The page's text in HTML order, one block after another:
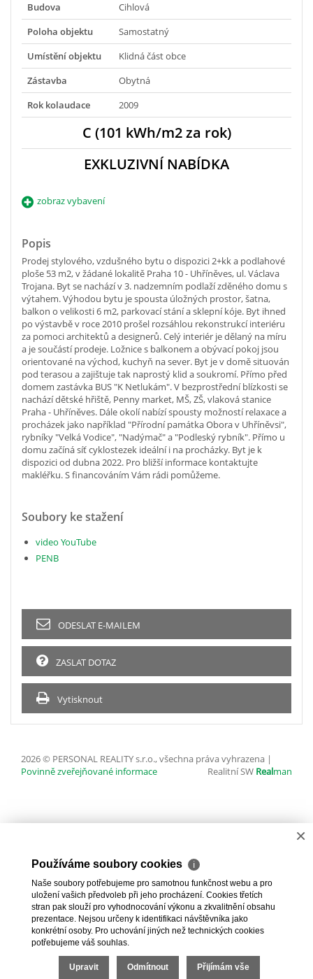
Budova
Cihlová
Poloha objektu
Samostatný
Umístění objektu
Klidná část obce
Zástavba
Obytná
Rok kolaudace
2009
C (101 kWh/m2 za rok)
EXKLUZIVNÍ NABÍDKA
zobraz vybavení
Popis
Prodej stylového, vzdušného bytu o dispozici 2+kk a podlahové
ploše 53 m2, v žádané lokalitě Praha 10 - Uhříněves, ul. Václava
Trojana. Byt se nachází v 3. nadzemním podlaží zděného domu s
výtahem. Výhodou bytu je spousta úložných prostor, šatna,
balkon o velikosti 6 m2, parkovací stání a sklepní kóje. Byt ihned
po výstavbě v roce 2010 prošel rozsáhlou rekonstrukcí interiéru
za pomoci architektů a designerů. Celý interiér je dělaný na míru
a je součástí prodeje. Ložnice s balkonem a obývací pokoj jsou
orientované na východ, kuchyň na sever. Byt je v domě situován
pod terasou a zajištuje tak naprostý klid a soukromí. Přímo před
domem zastávka BUS "K Netlukám". V bezprostřední blízkosti se
nachází dětské hřiště, Penny market, MŠ, ZŠ, vlaková stanice
Praha - Uhříněves. Dále okolí nabízí spousty možností relaxace a
procházek jako například "Přírodní památka Obora v Uhříněvsi",
rybníky "Velká Vodice", "Nadýmač" a "Podleský rybník". Přímo u
domu začíná síť cyklostezek ideální i na procházky. Byt je k
dispozici od dubna 2022. Pro bližší informace kontaktujte
makléřku. S financováním Vám rádi pomůžeme.
Soubory ke stažení
video YouTube
PENB
ODESLAT E-MAILEM
ZASLAT DOTAZ
Vytisknout
2026 © PERSONAL REALITY s.r.o., všechna práva vyhrazena |
Povinně zveřejňované informace
Realitní SW Realman
×
Používáme soubory cookies ℹ
Naše soubory potřebujeme pro samotnou funkčnost webu a pro
uložení vašich předvoleb při jeho procházení. Cookies třetích
stran pak slouží pro vyhodnocování výkonu a zkvalitnění obsahu
prezentace. Nejsou určeny k identifikaci návštěvníka jako
konkrétní osoby. Pro uchování jiných než technických cookies
potřebujeme váš souhlas.
Upravit Odmítnout Přijímám vše